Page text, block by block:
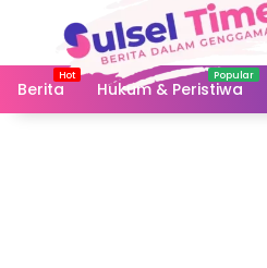
Berita
Hukum & Peristiwa